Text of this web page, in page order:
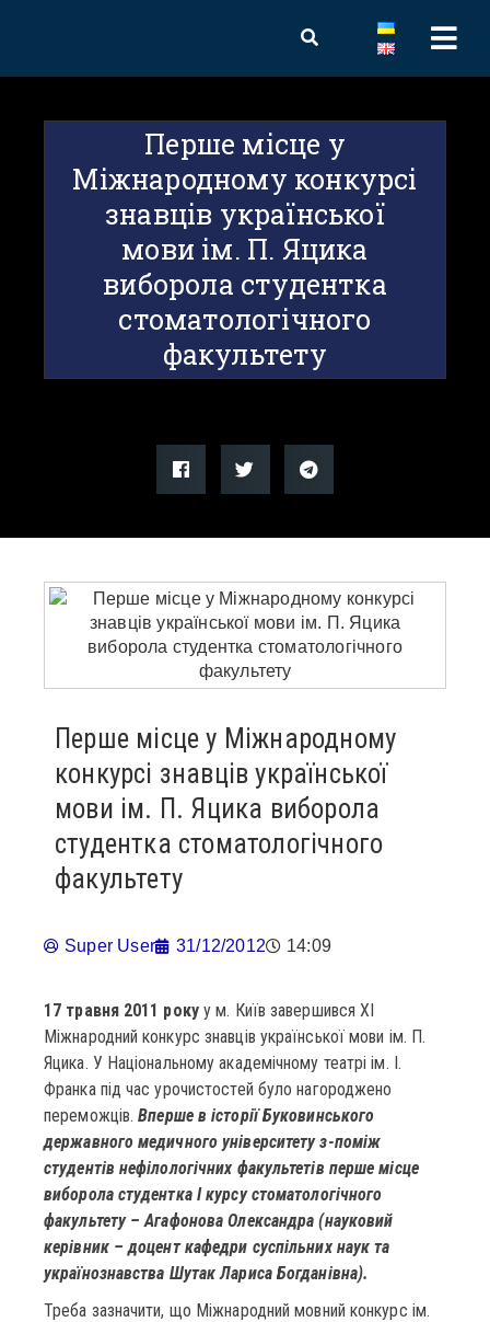
Перше місце у
Міжнародному конкурсі
знавців української
мови ім. П. Яцика
виборола студентка
стоматологічного
факультету
Перше місце у Міжнародному
конкурсі знавців української
мови ім. П. Яцика виборола
студентка стоматологічного
факультету
Super User 31/12/2012 14:09
17 травня 2011 рокуу м. Київ завершився ХІ
Міжнародний конкурс знавців української мови ім. П.
Яцика. У Національному академічному театрі ім. І.
Франка під час урочистостей було нагороджено
переможців.Вперше в історії Буковинського
державного медичного університету з-поміж
студентів нефілологічних факультетів перше місце
виборола студентка І курсу стоматологічного
факультету – Агафонова Олександра (науковий
керівник – доцент кафедри суспільних наук та
українознавства Шутак Лариса Богданівна).
Треба зазначити, що Міжнародний мовний конкурс ім.